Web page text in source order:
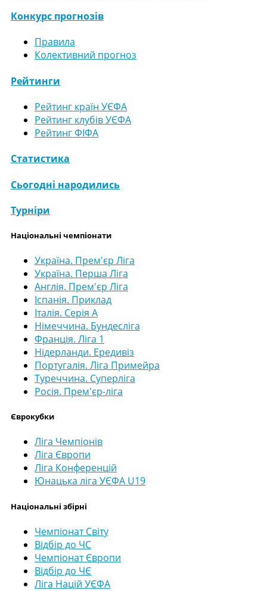
Конкурс прогнозів
Правила
Колективний прогноз
Рейтинги
Рейтинг країн УЄФА
Рейтинг клубів УЄФА
Рейтинг ФІФА
Статистика
Сьогодні народились
Турніри
Національні чемпіонати
Україна. Прем'єр Ліга
Україна. Перша Ліга
Англія. Прем'єр Ліга
Іспанія. Приклад
Італія. Серія А
Німеччина. Бундесліга
Франція. Ліга 1
Нідерланди. Ередивіз
Португалія. Ліга Примейра
Туреччина. Суперліга
Росія. Прем'єр-ліга
Єврокубки
Ліга Чемпіонів
Ліга Європи
Ліга Конференцій
Юнацька ліга УЄФА U19
Національні збірні
Чемпіонат Світу
Відбір до ЧС
Чемпіонат Європи
Відбір до ЧЄ
Ліга Націй УЄФА